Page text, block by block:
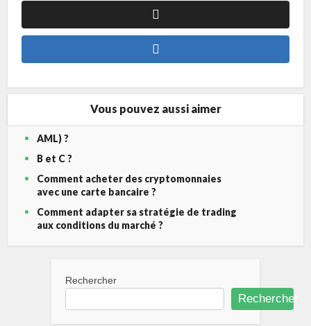
Vous pouvez aussi aimer
AML) ?
B et C ?
Comment acheter des cryptomonnaies
avec une carte bancaire ?
Comment adapter sa stratégie de trading
aux conditions du marché ?
Rechercher
Rechercher